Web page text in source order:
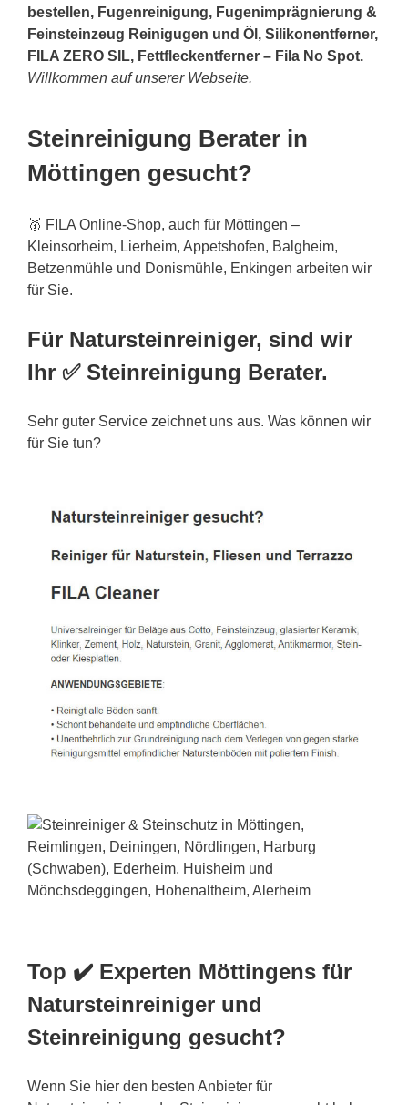
bestellen, Fugenreinigung, Fugenimprägnierung &
Feinsteinzeug Reinigugen und Öl, Silikonentferner,
FILA ZERO SIL, Fettfleckentferner – Fila No Spot.
Willkommen auf unserer Webseite.
Steinreinigung Berater in
Möttingen gesucht?
🥇 FILA Online-Shop, auch für Möttingen –
Kleinsorheim, Lierheim, Appetshofen, Balgheim,
Betzenmühle und Donismühle, Enkingen arbeiten wir
für Sie.
Für Natursteinreiniger, sind wir
Ihr ✅ Steinreinigung Berater.
Sehr guter Service zeichnet uns aus. Was können wir
für Sie tun?
Top ✔️ Experten Möttingens für
Natursteinreiniger und
Steinreinigung gesucht?
Wenn Sie hier den besten Anbieter für